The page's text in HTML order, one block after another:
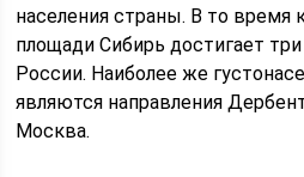
населения страны. В то время
площади Сибирь достигает
России. Наиболее же
являются направления
Москва.